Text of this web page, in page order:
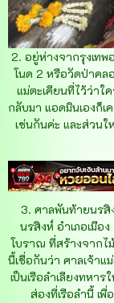
2. อยู่ห่างจากรุงเท
โนด 2 หรือวัดป่าคล
แม่ตะเคียนที่ไว้ว่าใ
กลับมา แอดมินเองก็เ
เช่นกันค่ะ และส่วนใ
3. ศาลพันท้ายนรสิ
นรสิงห์ อำเภอเมือ
โบราณ ที่สร้างจากไ
นี้เชื่อกันว่า ศาลเจ้าแ
เป็นเรือลำเลียงทหา
ส่องที่เรือลำนี้ เพื่